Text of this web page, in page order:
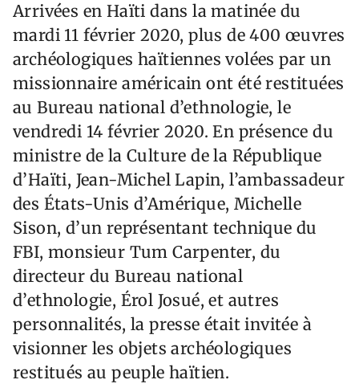
Arrivées en Haïti dans la matinée du
mardi 11 février 2020, plus de 400 œuvres
archéologiques haïtiennes volées par un
missionnaire américain ont été restituées
au Bureau national d’ethnologie, le
vendredi 14 février 2020. En présence du
ministre de la Culture de la République
d’Haïti, Jean-Michel Lapin, l’ambassadeur
des États-Unis d’Amérique, Michelle
Sison, d’un représentant technique du
FBI, monsieur Tum Carpenter, du
directeur du Bureau national
d’ethnologie, Érol Josué, et autres
personnalités, la presse était invitée à
visionner les objets archéologiques
restitués au peuple haïtien.